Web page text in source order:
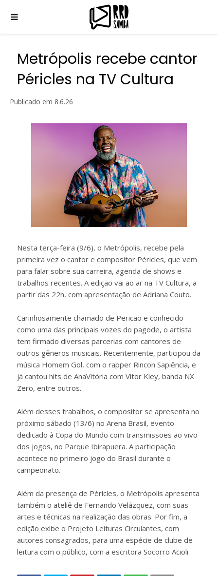
Metrópolis recebe cantor
Péricles na TV Cultura
Publicado em 8.6.26
Nesta terça-feira (9/6), o Metrópolis, recebe pela
primeira vez o cantor e compositor Péricles, que vem
para falar sobre sua carreira, agenda de shows e
trabalhos recentes. A edição vai ao ar na TV Cultura, a
partir das 22h, com apresentação de Adriana Couto.
Carinhosamente chamado de Pericão e conhecido
como uma das principais vozes do pagode, o artista
tem firmado diversas parcerias com cantores de
outros gêneros musicais. Recentemente, participou da
música Homem Gol, com o rapper Rincon Sapiência, e
já cantou hits de AnaVitória com Vitor Kley, banda NX
Zero, entre outros.
Além desses trabalhos, o compositor se apresenta no
próximo sábado (13/6) no Arena Brasil, evento
dedicado à Copa do Mundo com transmissões ao vivo
dos jogos, no Parque Ibirapuera. A participação
acontece no primeiro jogo do Brasil durante o
campeonato.
Além da presença de Péricles, o Metrópolis apresenta
também o ateliê de Fernando Velázquez, com suas
artes e técnicas na realização das obras. Por fim, a
edição exibe o Projeto Leituras Circulantes, com
autores consagrados, para uma espécie de clube de
leitura com o público, com a escritora Socorro Acioli.